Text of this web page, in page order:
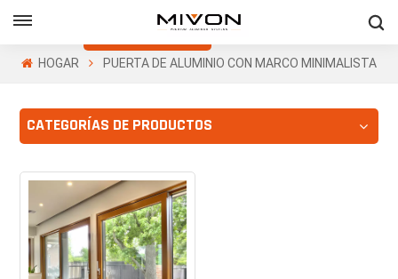
Obtenga Una
Cotización Gratis
HOGAR PUERTA DE ALUMINIO CON MARCO MINIMALISTA
CATEGORÍAS DE PRODUCTOS